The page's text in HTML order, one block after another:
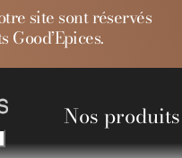
site sont réservés
Good’Epices.
Nos produits